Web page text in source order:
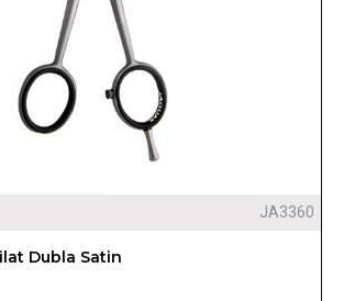
JA3360
Dubla Satin